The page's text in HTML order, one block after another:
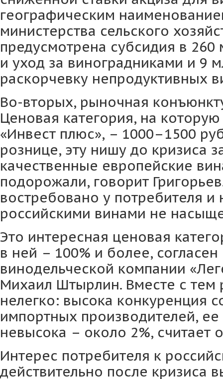
географическим
министерства сельского
предусмотрена субсидия в 260
и уход за виноградниками и 9
раскорчевку непродуктивных
Во-вторых, рыночная
Ценовая категория, на
«Инвест плюс», – 1000–1500
рознице, эту нишу до кризиса
качественные европейские
подорожали, говорит
востребовано у потребителя и
российскими винами не
Это интересная ценовая
в ней – 100% и более,
винодельческой компании
Михаил Штырлин. Вместе с тем
нелегко: высока конкуренция
импортных производителей,
невысока – около 2%, считает
Интерес потребителя к
действительно после кризиса